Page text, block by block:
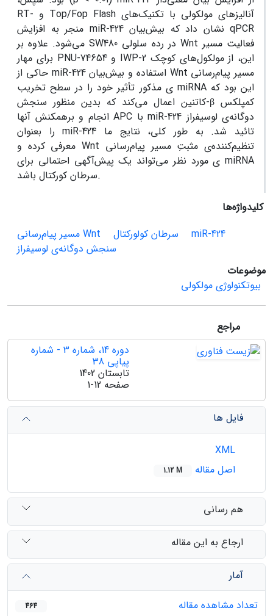
آنالیزهای مولکولی با تکنیک‌های Top/Fop Flash و RT-
qPCR نشان داد که بیش‌بیانmiR-424 منجر به افزایش
فعالیت مسیر Wnt در رده سلولی SW480می‌شود. علاوه بر
این، از مولکول‌های کوچک IWP-2 وPNU-74654 برای مهار
مسیر پیام‌رسانی Wnt استفاده و بیش‌بیانmiR-424 حاکی از
این بود کهmiRNA ی مذکور تأثیر خود را در سطح تخریب
کمپلکس β-کاتنین اعمال می‌کند که بدین منظور سنجش
دوگانه‌ی لوسیفراز miR-424 با APC انجام و برهمکنش آنها
تائید شد. به طور کلی، نتایج ما miR-424را بعنوان
تنظیم‌کننده‌ی مثبتِ مسیر پیام‌رسانی Wntمعرفی کرده و
miRNA ی مورد نظر می‌تواند یک پیش‌آگهی احتمالی برای
سرطان کورکتال باشد.
کلیدواژه‌ها
مسیر پیام‌رسانی Wnt
سرطان کولورکتال
miR-424
سنجش دوگانه‌ی لوسیفراز
موضوعات
بیوتکنولوژی مولکولی
مراجع
دوره 14، شماره 3 - شماره
پیاپی 38
تابستان 1402
صفحه 1-12
فایل ها
اصل مقاله
1.12 M
هم رسانی
ارجاع به این مقاله
آمار
تعداد مشاهده مقاله
464